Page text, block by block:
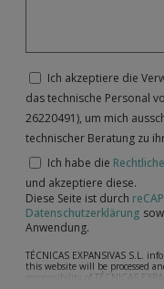
Ich akzeptiere die
das technische Personal
26220491), um mich
technischer Beratung zu
Ich habe die
und akzeptiere diese.
Diese Seite ist durch
Datenschutzerklärung
Anwendung.
TÉCNICAS EXPANSIVAS S.L.
this website will be processed
responsibility of TÉCNICAS